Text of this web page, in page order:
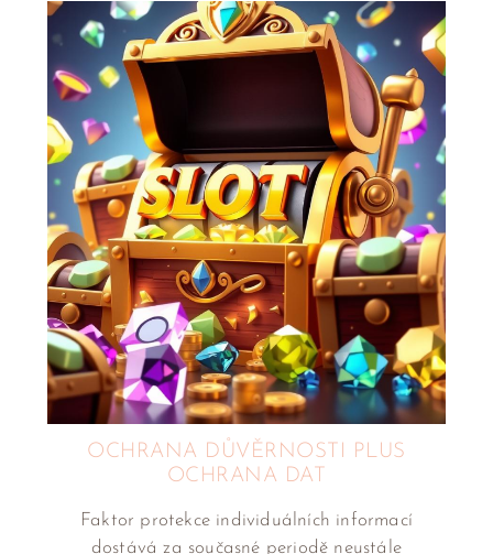
OCHRANA DŮVĚRNOSTI PLUS
OCHRANA DAT
Faktor protekce individuálních informací
dostává za současné periodě neustále